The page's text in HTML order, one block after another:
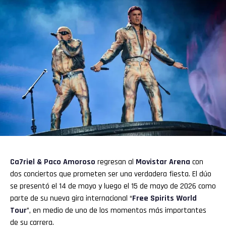
Ca7riel & Paco Amoroso regresan al Movistar Arena con
dos conciertos que prometen ser una verdadera fiesta. El dúo
se presentó el 14 de mayo y luego el 15 de mayo de 2026 como
parte de su nueva gira internacional “Free Spirits World
Tour”, en medio de uno de los momentos más importantes
de su carrera.